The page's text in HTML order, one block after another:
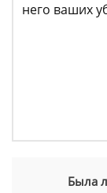
него ваших
Была